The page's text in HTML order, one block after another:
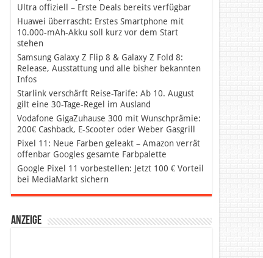
Ultra offiziell – Erste Deals bereits verfügbar
Huawei überrascht: Erstes Smartphone mit
10.000-mAh-Akku soll kurz vor dem Start
stehen
Samsung Galaxy Z Flip 8 & Galaxy Z Fold 8:
Release, Ausstattung und alle bisher bekannten
Infos
Starlink verschärft Reise-Tarife: Ab 10. August
gilt eine 30-Tage-Regel im Ausland
Vodafone GigaZuhause 300 mit Wunschprämie:
200€ Cashback, E-Scooter oder Weber Gasgrill
Pixel 11: Neue Farben geleakt – Amazon verrät
offenbar Googles gesamte Farbpalette
Google Pixel 11 vorbestellen: Jetzt 100 € Vorteil
bei MediaMarkt sichern
Anzeige